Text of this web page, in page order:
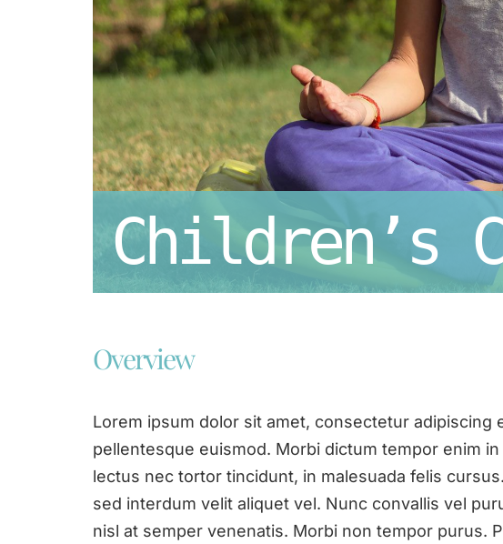
Children’s
Overview
Lorem ipsum dolor sit amet, consectetur adipiscing
pellentesque euismod. Morbi dictum tempor enim
lectus nec tortor tincidunt, in malesuada felis
sed interdum velit aliquet vel. Nunc convallis vel
nisl at semper venenatis. Morbi non tempor purus.